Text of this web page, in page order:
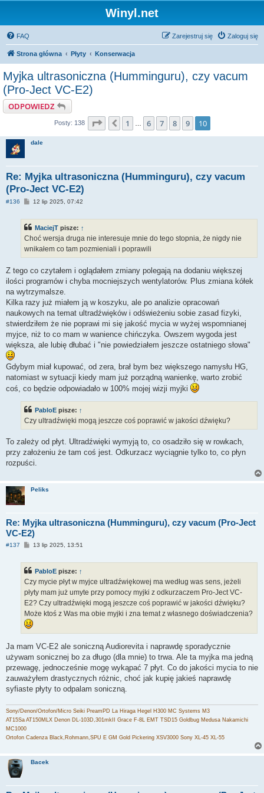
Winyl.net
FAQ Zaloguj się
Zarejestruj się
Strona główna Płyty Konserwacja
Myjka ultrasoniczna (Humminguru), czy vacum
(Pro-Ject VC-E2)
ODPOWIEDZ
Posty: 138 Strona 10z 10
Poprzednia
1 6 7 8 9 10
dale
Re: Myjka ultrasoniczna (Humminguru), czy vacum
(Pro-Ject VC-E2)
#136
P12 lip 2025, 07:42
MaciejT pisze: ↑
Choć wersja druga nie interesuje mnie do tego stopnia, że nigdy nie
wnikałem co tam pozmieniali i poprawili
Z tego co czytałem i oglądałem zmiany polegają na dodaniu większej
ilości programów i chyba mocniejszych wentylatorów. Plus zmiana kółek
na wytrzymalsze.
Kilka razy już miałem ją w koszyku, ale po analizie opracowań
naukowych na temat ultradźwięków i odświeżeniu sobie zasad fizyki,
stwierdziłem że nie poprawi mi się jakość mycia w wyżej wspomnianej
myjce, niż to co mam w wanience chińczyka. Owszem wygoda jest
większa, ale lubię dłubać i "nie powiedziałem jeszcze ostatniego słowa"
Gdybym miał kupować, od zera, brał bym bez większego namysłu HG,
natomiast w sytuacji kiedy mam już porządną wanienkę, warto zrobić
coś, co będzie odpowiadało w 100% mojej wizji myjki
PabloE pisze: ↑
Czy ultradźwięki mogą jeszcze coś poprawić w jakości dźwięku?
To zależy od płyt. Ultradźwięki wymyją to, co osadziło się w rowkach,
przy założeniu że tam coś jest. Odkurzacz wyciągnie tylko to, co płyn
rozpuści.
Peliks
Re: Myjka ultrasoniczna (Humminguru), czy vacum (Pro-Ject
VC-E2)
#137
P13 lip 2025, 13:51
PabloE pisze: ↑
Czy mycie płyt w myjce ultradźwiękowej ma według was sens, jeżeli
płyty mam już umyte przy pomocy myjki z odkurzaczem Pro-Ject VC-
E2? Czy ultradźwięki mogą jeszcze coś poprawić w jakości dźwięku?
Może ktoś z Was ma obie myjki i zna temat z własnego doświadczenia?
Ja mam VC-E2 ale soniczną Audiorevita i naprawdę sporadycznie
używam sonicznej bo za długo (dla mnie) to trwa. Ale ta myjka ma jedną
przewagę, jednocześnie mogę wykąpać 7 płyt. Co do jakości mycia to nie
zauważyłem drastycznych różnic, choć jak kupię jakieś naprawdę
syfiaste płyty to odpalam soniczną.
Sony/Denon/Ortofon/Micro Seiki PreamPD La Hiraga Hegel H300 MC Systems M3
AT15Sa AT150MLX Denon DL-103D,301mkII Grace F-8L EMT TSD15 Goldbug Medusa Nakamichi
MC1000
Ortofon Cadenza Black,Rohmann,SPU E GM Gold Pickering XSV3000 Sony XL-45 XL-55
Bacek